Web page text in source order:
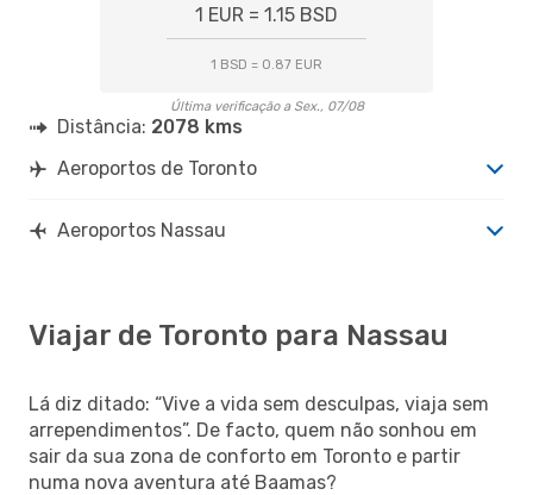
1 EUR = 1.15 BSD
1 BSD = 0.87 EUR
Última verificação a Sex., 07/08
Distância: 2078 kms
Aeroportos de Toronto
Aeroportos Nassau
Viajar de Toronto para Nassau
Lá diz ditado: “Vive a vida sem desculpas, viaja sem
arrependimentos”. De facto, quem não sonhou em
sair da sua zona de conforto em Toronto e partir
numa nova aventura até Baamas?